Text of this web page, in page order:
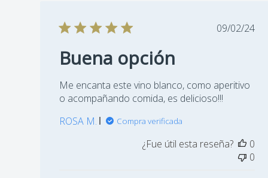
Capricornius 2018
Fecha
09/02/24
Buena opción
Me encanta este vino blanco, como aperitivo
o acompañando comida, es delicioso!!!
ROSA M.
Compra verificada
¿Fue útil esta reseña?
0
0